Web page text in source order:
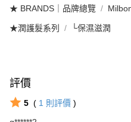
★ BRANDS｜品牌總覽
★潤護髮系列 └保濕滋潤
評價
5 ( 1 則評價 )